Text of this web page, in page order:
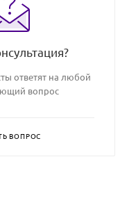
ответят на любой
вопрос
ВОПРОС